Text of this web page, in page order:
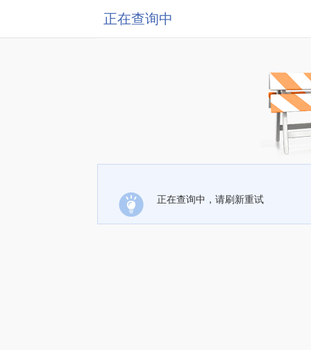
正在查询中
正在查询中，请刷新重试